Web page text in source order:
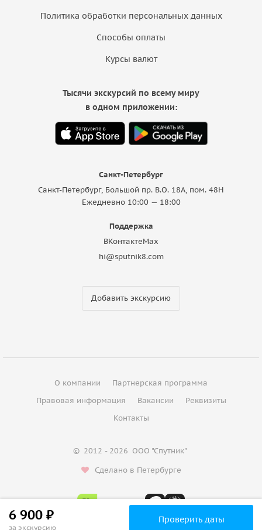
6 900 ₽
за экскурсию
Проверить даты
Политика обработки персональных данных
Способы оплаты
Курсы валют
Санкт-Петербург
Санкт-Петербург, Большой пр. В.О. 18A, пом. 48Н
Ежедневно 10:00 — 18:00
Поддержка
ВКонтактеMax
hi@sputnik8.com
Добавить экскурсию
Тысячи экскурсий по всему миру
в одном приложении:
О компании
Партнерская программа
Правовая информация
Вакансии
Реквизиты
Контакты
© 2012 - 2026 ООО "Спутник"
Сделано в Петербурге